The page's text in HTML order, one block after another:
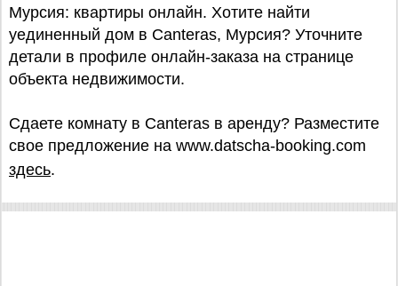
Мурсия: квартиры онлайн. Хотите найти
уединенный дом в Canteras, Мурсия? Уточните
детали в профиле онлайн-заказа на странице
объекта недвижимости.
Сдаете комнату в Canteras в аренду? Разместите
свое предложение на www.datscha-booking.com
здесь.